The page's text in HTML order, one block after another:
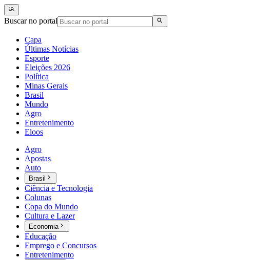
Buscar no portal
Capa
Últimas Notícias
Esporte
Eleições 2026
Política
Minas Gerais
Brasil
Mundo
Agro
Entretenimento
Eloos
Agro
Apostas
Auto
Brasil
Ciência e Tecnologia
Colunas
Copa do Mundo
Cultura e Lazer
Economia
Educação
Emprego e Concursos
Entretenimento